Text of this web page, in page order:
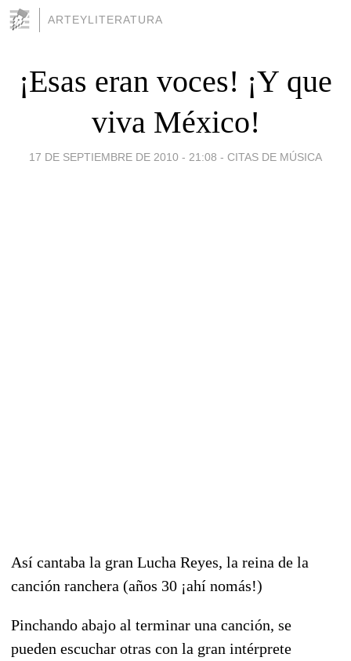
ARTEYLITERATURA
¡Esas eran voces! ¡Y que
viva México!
17 DE SEPTIEMBRE DE 2010 - 21:08 - CITAS DE MÚSICA
Así cantaba la gran Lucha Reyes, la reina de la
canción ranchera (años 30 ¡ahí nomás!)
Pinchando abajo al terminar una canción, se
pueden escuchar otras con la gran intérprete